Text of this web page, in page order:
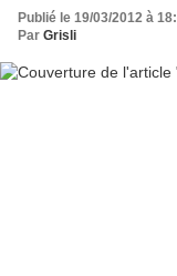
Publié le 19/03/2012 à
Par Grisli